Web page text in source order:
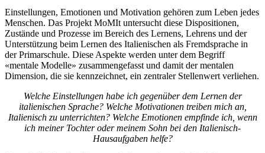
Einstellungen, Emotionen und Motivation gehören zum Leben jedes
Menschen. Das Projekt MoMIt untersucht diese Dispositionen,
Zustände und Prozesse im Bereich des Lernens, Lehrens und der
Unterstützung beim Lernen des Italienischen als Fremdsprache in
der Primarschule. Diese Aspekte werden unter dem Begriff
«mentale Modelle» zusammengefasst und damit der mentalen
Dimension, die sie kennzeichnet, ein zentraler Stellenwert verliehen.
Welche Einstellungen habe ich gegenüber dem Lernen der
italienischen Sprache? Welche Motivationen treiben mich an,
Italienisch zu unterrichten? Welche Emotionen empfinde ich, wenn
ich meiner Tochter oder meinem Sohn bei den Italienisch-
Hausaufgaben helfe?